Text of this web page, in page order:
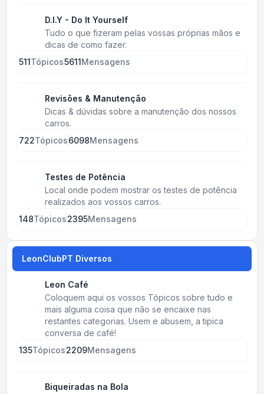
D.I.Y - Do It Yourself
Tudo o que fizeram pelas vossas próprias mãos e
dicas de como fazer.
511Tópicos5611Mensagens
Revisões & Manutenção
Dicas & dúvidas sobre a manutenção dos nossos
carros.
722Tópicos6098Mensagens
Testes de Potência
Local onde podem mostrar os testes de potência
realizados aos vossos carros.
148Tópicos2395Mensagens
LeonClubPT Diversos
Leon Café
Coloquem aqui os vossos Tópicos sobre tudo e
mais alguma coisa que não se encaixe nas
restantes categorias. Usem e abusem, a tipica
conversa de café!
135Tópicos2209Mensagens
Biqueiradas na Bola